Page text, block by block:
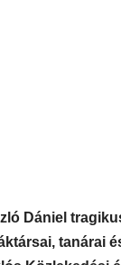
Dániel
tanárai